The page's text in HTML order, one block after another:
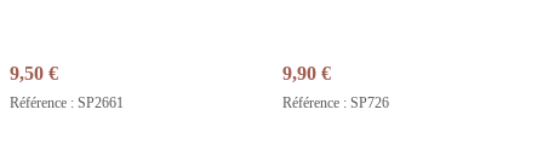
9,50 €
Référence : SP2661
9,90 €
Référence : SP726